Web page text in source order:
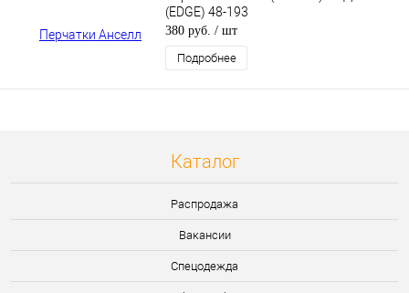
(EDGE) 48-193
380 руб. / шт
Подробнее
Каталог
Распродажа
Вакансии
Спецодежда